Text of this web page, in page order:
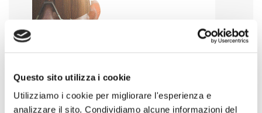
Questo sito utilizza i cookie
Utilizziamo i cookie per migliorare l'esperienza e
analizzare il sito. Condividiamo alcune informazioni del